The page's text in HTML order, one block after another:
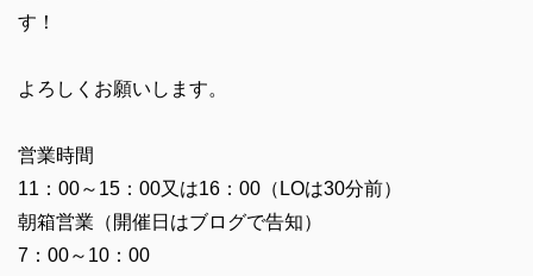
す！
よろしくお願いします。
営業時間
11：00～15：00又は16：00（LOは30分前）
朝箱営業（開催日はブログで告知）
7：00～10：00